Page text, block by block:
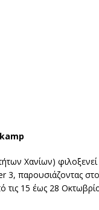
Χανίων)
3, παρουσιάζοντας
τις 15 έως 28